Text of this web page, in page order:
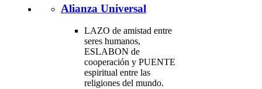
Alianza Universal
LAZO de amistad entre
seres humanos,
ESLABON de
cooperación y PUENTE
espiritual entre las
religiones del mundo.